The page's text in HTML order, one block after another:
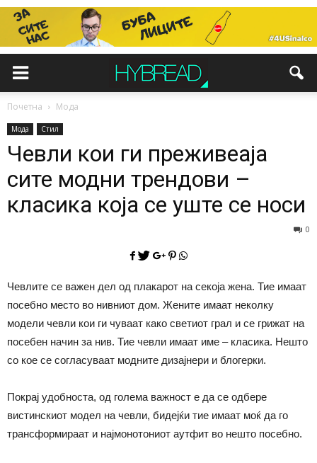
Почетна Мода
Мода Стил
Чевли кои ги преживеаја
сите модни трендови –
класика која се уште се носи
0
Чевлите се важен дел од плакарот на секоја жена. Тие имаат
посебно место во нивниот дом. Жените имаат неколку
модели чевли кои ги чуваат како светиот грал и се грижат на
посебен начин за нив. Тие чевли имаат име – класика. Нешто
со кое се согласуваат модните дизајнери и блогерки.
Покрај удобноста, од голема важност е да се одбере
вистинскиот модел на чевли, бидејќи тие имаат моќ да го
трансформираат и најмонотониот аутфит во нешто посебно.